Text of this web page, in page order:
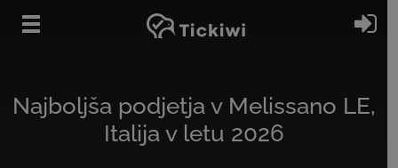
Preskoči na glavno vsebino
Najboljša podjetja v Melissano LE,
Italija v letu 2026